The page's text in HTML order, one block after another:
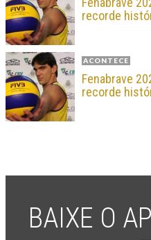
recorde
ACONTECE
Fenabrave
recorde
BAIXE O